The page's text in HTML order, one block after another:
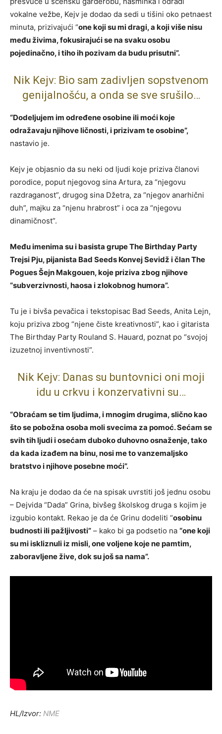
vokalne vežbe, Kejv je dodao da sedi u tišini oko petnaest
minuta, prizivajući “one koji su mi dragi, a koji više nisu
među živima, fokusirajući se na svaku osobu
pojedinačno, i tiho ih pozivam da budu prisutni”.
Nik Kejv: Bio sam zadivljen sopstvenom
genijalnošću, a onda se sve srušilo…
“Dodeljujem im određene osobine ili moći koje
odražavaju njihove ličnosti, i prizivam te osobine”,
nastavio je.
Kejv je objasnio da su neki od ljudi koje priziva članovi
porodice, poput njegovog sina Artura, za “njegovu
razdraganost”, drugog sina Džetra, za “njegov anarhični
duh”, majku za “njenu hrabrost” i oca za “njegovu
dinamičnost”.
Među imenima su i basista grupe The Birthday Party
Trejsi Pju, pijanista Bad Seeds Konvej Sevidž i član The
Pogues Šejn Makgouen, koje priziva zbog njihove
“subverzivnosti, haosa i zlokobnog humora”.
Tu je i bivša pevačica i tekstopisac Bad Seeds, Anita Lejn,
koju priziva zbog “njene čiste kreativnosti”, kao i gitarista
The Birthday Party Rouland S. Hauard, poznat po “svojoj
izuzetnoj inventivnosti”.
Nik Kejv: Danas su buntovnici oni moji
idu u crkvu i konzervativni su…
“Obraćam se tim ljudima, i mnogim drugima, slično kao
što se pobožna osoba moli svecima za pomoć. Sećam se
svih tih ljudi i osećam duboko duhovno osnaženje, tako
da kada izađem na binu, nosi me to vanzemaljsko
bratstvo i njihove posebne moći”.
Na kraju je dodao da će na spisak uvrstiti još jednu osobu
– Dejvida “Dada” Grina, bivšeg školskog druga s kojim je
izgubio kontakt. Rekao je da će Grinu dodeliti “osobinu
budnosti ili pažljivosti” – kako bi ga podsetio na “one koji
su mi iskliznuli iz misli, one voljene koje ne pamtim,
zaboravljene žive, dok su još sa nama”.
HL/Izvor: NME